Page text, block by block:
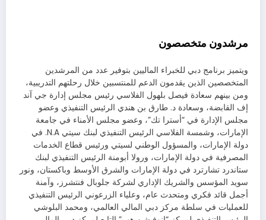
مرشدون متخصصون
ويتميز برنامج دبي للخبراء الماليين بتوفير عدد من المرشدين
المتخصصين الذين يقدمون الدعم للمنتسبين خلال رحلتهم التدريبية،
ومن بينهم سعادة فيصل بلهول الفلاسي رئيس مجلس إدارة جي آند
إف القابضة، وسعادة د. طارق بن هندي الرئيس التنفيذي وعضو
مجلس الإدارة في “أسترا تك”، وعضو مجلس الأمناء في جامعة
الإمارات، وشمسة الفلاسي الرئيس التنفيذي لبنك سيتي N.A. في
دولة الإمارات، والمسؤول الوطني لسيتي ورئيس قطاع الخدمات
المصرفية في دولة الإمارات، ورولا أبومنة الرئيس التنفيذي لبنك
ستاندرد تشارترد في دولة الإمارات والشرق الأوسط وباكستان، ونور
سويد المؤسس والشريك الإداري لشركة جلوبال فنتشرز، وآمنة
أجمل قائد فكري ومتحدث عام، وعلياء الزرعوني الرئيس التنفيذي
للعمليات في سلطة مركز دبي المالي العالمي، ومحمد البلوشي